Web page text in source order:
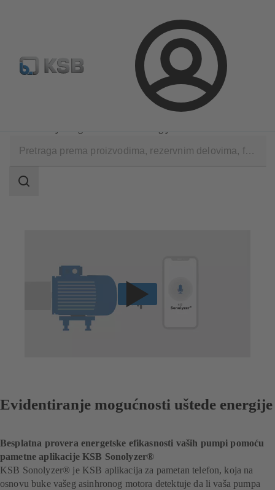
Prijava
Konfiguriši proizvod Standardna pretraga rezervnih delova
pretrage
Područje
Evidentiranje mogućnosti uštede energije
Besplatna provera energetske efikasnosti vaših pumpi pomoću
pametne aplikacije KSB Sonolyzer®
KSB Sonolyzer® je KSB aplikacija za pametan telefon, koja na
osnovu buke vašeg asinhronog motora detektuje da li vaša pumpa